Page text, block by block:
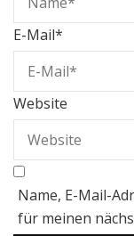
E-Mail*
Website
Name, E-Mail-
für meinen